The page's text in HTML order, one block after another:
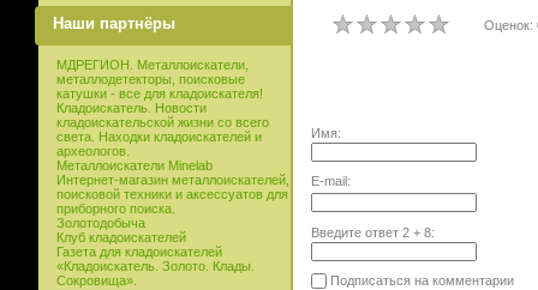
Наши партнёры
МДРЕГИОН. Металлоискатели,
металлодетекторы, поисковые
катушки - все для кладоискателя!
Кладоискатель. Новости
кладоискательской жизни со всего
света. Находки кладоискателей и
археологов.
Металлоискатели Minelab
Интернет-магазин металлоискателей,
поисковой техники и аксессуатов для
приборного поиска.
Золотодобыча
Клуб кладоискателей
Газета для кладоискателей
«Кладоискатель. Золото. Клады.
Сокровища».
Оценок:
Имя:
E-mail:
Введите ответ 2+ 8:
Подписаться на комментарии